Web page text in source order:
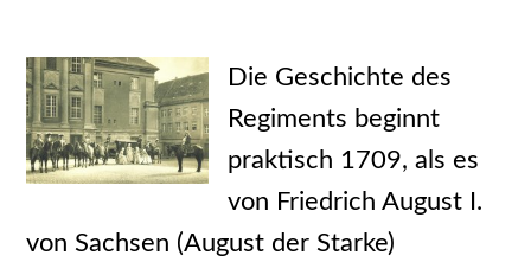
Die Geschichte des
Regiments beginnt
praktisch 1709, als es
von Friedrich August I.
von Sachsen (August der Starke)